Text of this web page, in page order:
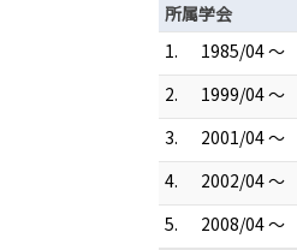
所属学会
1.
1985/04 ～
2.
1999/04 ～
3.
2001/04 ～
4.
2002/04 ～
5.
2008/04 ～